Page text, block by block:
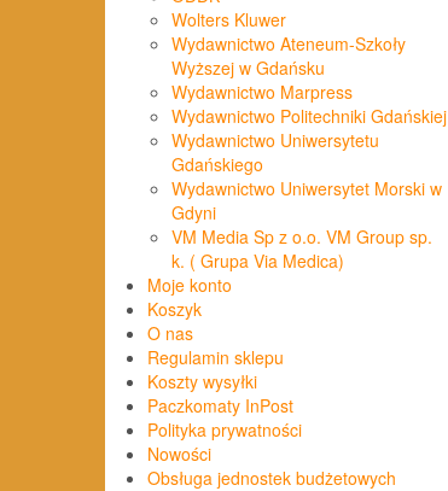
Wolters Kluwer
Wydawnictwo Ateneum-Szkoły
Wyższej w Gdańsku
Wydawnictwo Marpress
Wydawnictwo Politechniki Gdańskiej
Wydawnictwo Uniwersytetu
Gdańskiego
Wydawnictwo Uniwersytet Morski w
Gdyni
VM Media Sp z o.o. VM Group sp.
k. ( Grupa Via Medica)
Moje konto
Koszyk
O nas
Regulamin sklepu
Koszty wysyłki
Paczkomaty InPost
Polityka prywatności
Nowości
Obsługa jednostek budżetowych